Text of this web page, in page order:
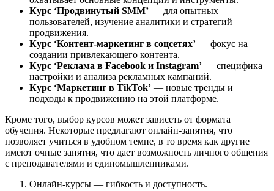
Курс ‘Продвинутый SMM’ — для опытных
пользователей, изучение аналитики и стратегий
продвижения.
Курс ‘Контент-маркетинг в соцсетях’ — фокус на
создании привлекающего контента.
Курс ‘Реклама в Facebook и Instagram’ — специфика
настройки и анализа рекламных кампаний.
Курс ‘Маркетинг в TikTok’ — новые тренды и
подходы к продвижению на этой платформе.
Кроме того, выбор курсов может зависеть от формата
обучения. Некоторые предлагают онлайн-занятия, что
позволяет учиться в удобном темпе, в то время как другие
имеют очные занятия, что дает возможность личного общения
с преподавателями и единомышленниками.
Онлайн-курсы — гибкость и доступность.